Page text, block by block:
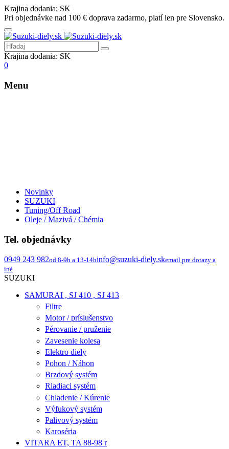
Krajina dodania: SK
Pri objednávke nad 100 € doprava zadarmo, platí len pre Slovensko.
Krajina dodania: SK
0
Menu
Novinky
SUZUKI
Tuning/Off Road
Oleje / Mazivá / Chémia
Tel. objednávky
0949 243 982od 8-9h a 13-14hinfo@suzuki-diely.skemail pre dotazy a
iné
SUZUKI
SAMURAI , SJ 410 , SJ 413
Filtre
Motor / príslušenstvo
Pérovanie / pruženie
Zavesenie kolesa
Elektro diely
Pohon / Náhon
Brzdový systém
Riadiaci systém
Chladenie / Kúrenie
Výfukový systém
Palivový systém
Karoséria
VITARA ET, TA 88-98 r